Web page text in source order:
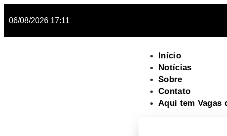
06/08/2026 17:11
Início
Notícias
Sobre
Contato
Aqui tem Vagas